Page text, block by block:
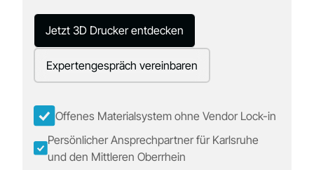
Jetzt 3D Drucker entdecken
Expertengespräch vereinbaren
Offenes Materialsystem ohne Vendor Lock-in
Persönlicher Ansprechpartner für Karlsruhe
und den Mittleren Oberrhein